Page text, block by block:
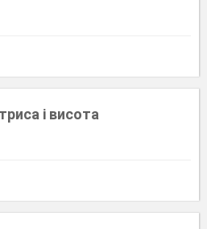
і висота